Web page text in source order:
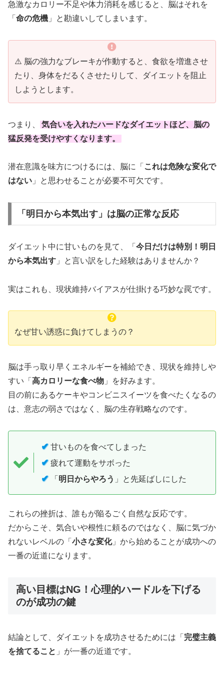
急激なカロリー不足や体力消耗を感じると、脳はそれを
「 命の危機 」と勘違いしてしまいます。
⚠️ 脳の強力なブレーキが作動すると、食欲を増進させ
たり、身体をだるくさせたりして、ダイエットを阻止
しようとします。
つまり、
気合いを入れたハードなダイエットほど、脳の
猛反発を受けやすくなります。
潜在意識を味方につけるには、脳に「 これは危険な変化で
はない 」と思わせることが必要不可欠です。
「明日から本気出す」は脳の正常な反応
ダイエット中に甘いものを見て、「 今日だけは特別！明日
から本気出す 」と言い訳をした経験はありませんか？
実はこれも、現状維持バイアスが仕掛ける巧妙な罠です。
なぜ甘い誘惑に負けてしまうの？
脳は手っ取り早くエネルギーを補給でき、現状を維持しや
すい「 高カロリーな食べ物 」を好みます。
目の前にあるケーキやコンビニスイーツを食べたくなるの
は、意志の弱さではなく、脳の生存戦略なのです。
✔甘いものを食べてしまった
✔疲れて運動をサボった
✔「 明日からやろう 」と先延ばしにした
これらの挫折は、誰もが陥るごく自然な反応です。
だからこそ、気合いや根性に頼るのではなく、脳に気づか
れないレベルの「 小さな変化」から始めることが成功への
一番の近道になります。
高い目標はNG！心理的ハードルを下げる
のが成功の鍵
結論として、ダイエットを成功させるためには「 完璧主義
を捨てること 」が一番の近道です。